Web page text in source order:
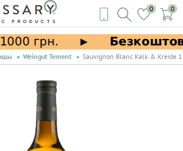
0 0
Weingut Tement Sauvignon Blanc Kalk & Kreide